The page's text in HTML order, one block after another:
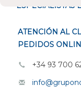
ESPECIALISTAS
ATENCIÓN AL
PEDIDOS
+34 93 700